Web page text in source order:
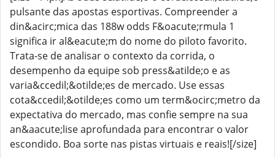
pulsante das apostas esportivas. Compreender a
din&acirc;mica das 188w odds F&oacute;rmula 1
significa ir al&eacute;m do nome do piloto favorito.
Trata-se de analisar o contexto da corrida, o
desempenho da equipe sob press&atilde;o e as
varia&ccedil;&otilde;es de mercado. Use essas
cota&ccedil;&otilde;es como um term&ocirc;metro da
expectativa do mercado, mas confie sempre na sua
an&aacute;lise aprofundada para encontrar o valor
escondido. Boa sorte nas pistas virtuais e reais![/size]